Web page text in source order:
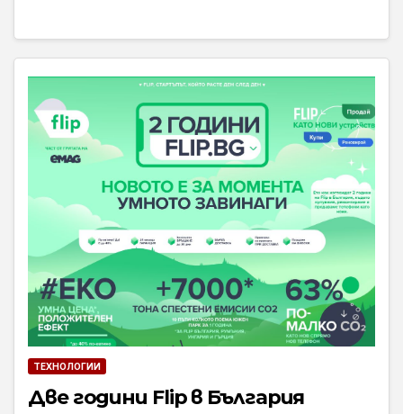
ТЕХНОЛОГИИ
Две години Flip в България